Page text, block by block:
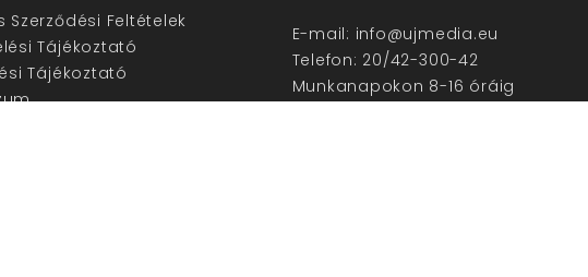
Szerződési Feltételek
Tájékoztató
Tájékoztató
E-mail: info@ujmedia.eu
Telefon: 20/42-300-42
Munkanapokon 8-16 óráig